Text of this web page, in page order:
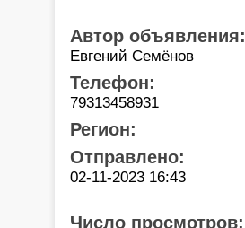
Автор объявления:
Евгений Семёнов
Телефон:
79313458931
Регион:
Отправлено:
02-11-2023 16:43
Число просмотров: